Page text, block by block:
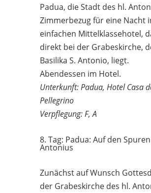
Padua, die Stadt des hl.
Zimmerbezug für eine Nacht
einfachen Mittelklassehotel,
direkt bei der Grabeskirche,
Basilika S. Antonio, liegt.
Abendessen im Hotel.
Unterkunft: Padua, Hotel Casa
Pellegrino
Verpflegung: F, A
8. Tag: Padua: Auf den
Antonius
Zunächst auf Wunsch
der Grabeskirche des hl.